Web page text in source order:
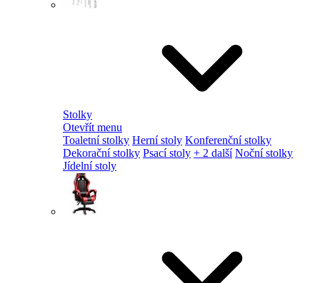
Stolky
Otevřít menu
Toaletní stolky Herní stoly Konferenční stolky
Dekorační stolky Psací stoly + 2 další Noční stolky
Jídelní stoly